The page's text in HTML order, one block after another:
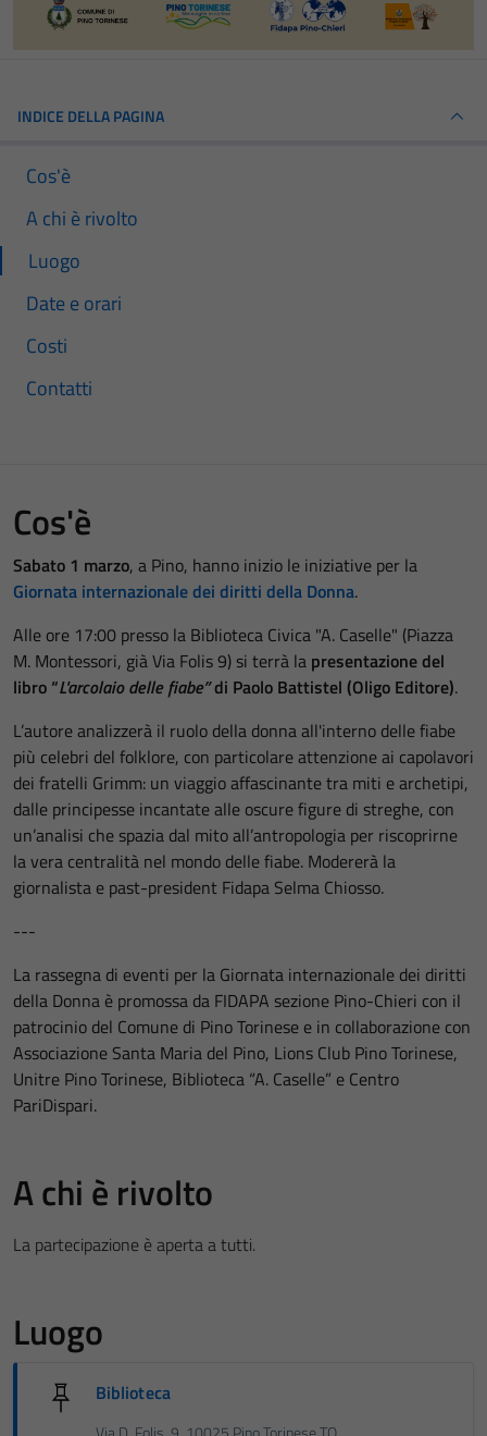
INDICE DELLA PAGINA
Cos'è
A chi è rivolto
Luogo
Date e orari
Costi
Contatti
Cos'è
Sabato 1 marzo, a Pino, hanno inizio le iniziative per la
Giornata internazionale dei diritti della Donna.
Alle ore 17:00 presso la Biblioteca Civica "A. Caselle" (Piazza
M. Montessori, già Via Folis 9) si terrà la presentazione del
libro “L'arcolaio delle fiabe”di Paolo Battistel (Oligo Editore).
L’autore analizzerà il ruolo della donna all'interno delle fiabe
più celebri del folklore, con particolare attenzione ai capolavori
dei fratelli Grimm: un viaggio affascinante tra miti e archetipi,
dalle principesse incantate alle oscure figure di streghe, con
un’analisi che spazia dal mito all’antropologia per riscoprirne
la vera centralità nel mondo delle fiabe. Modererà la
giornalista e past-president Fidapa Selma Chiosso.
---
La rassegna di eventi per la Giornata internazionale dei diritti
della Donna è promossa da FIDAPA sezione Pino-Chieri con il
patrocinio del Comune di Pino Torinese e in collaborazione con
Associazione Santa Maria del Pino, Lions Club Pino Torinese,
Unitre Pino Torinese, Biblioteca “A. Caselle” e Centro
PariDispari.
A chi è rivolto
La partecipazione è aperta a tutti.
Luogo
Biblioteca